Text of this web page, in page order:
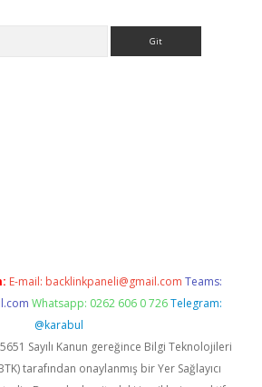
E-mail: backlinkpaneli@gmail.com Teams:
Whatsapp: 0262 606 0 726 Telegram:
@karabul
Sayılı Kanun gereğince Bilgi Teknolojileri
tarafından onaylanmış bir Yer Sağlayıcı